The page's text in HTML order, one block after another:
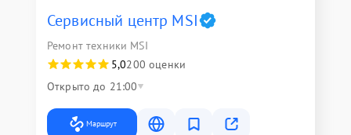
Сервисный центр MSI
Ремонт техники MSI
5,0200 оценки
Открыто до 21:00
Маршрут